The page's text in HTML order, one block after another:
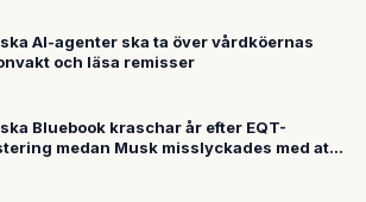
AI-agenter ska ta över vårdköernas
och läsa remisser
Bluebook kraschar år efter EQT-
medan Musk misslyckades med att
OpenAI-talanger